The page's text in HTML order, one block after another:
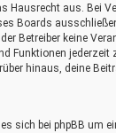
Hausrecht aus. Bei
Boards
Betreiber keine
Funktionen jederzeit
hinaus, deine
sich bei phpBB um